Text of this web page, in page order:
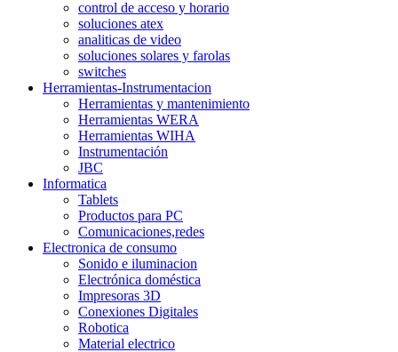
control de acceso y horario
soluciones atex
analiticas de video
soluciones solares y farolas
switches
Herramientas-Instrumentacion
Herramientas y mantenimiento
Herramientas WERA
Herramientas WIHA
Instrumentación
JBC
Informatica
Tablets
Productos para PC
Comunicaciones,redes
Electronica de consumo
Sonido e iluminacion
Electrónica doméstica
Impresoras 3D
Conexiones Digitales
Robotica
Material electrico